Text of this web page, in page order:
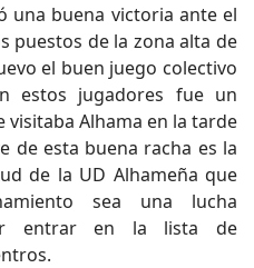
una buena victoria ante el
puestos de la zona alta de
el buen juego colectivo
estos jugadores fue un
Alhama en la tarde
de esta buena racha es la
de la UD Alhameña que
sea una lucha
entrar en la lista de